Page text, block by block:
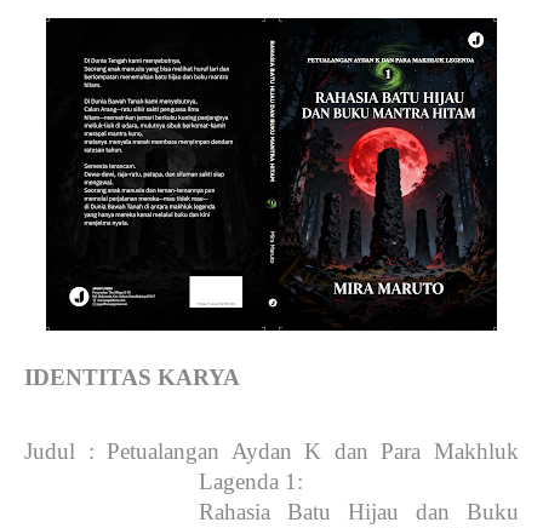
IDENTITAS KARYA
Judul
: Petualangan Aydan K dan Para Makhluk
Lagenda 1:
Rahasia Batu Hijau dan Buku